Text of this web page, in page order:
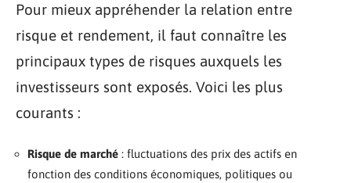
Pour mieux appréhender la relation entre
risque et rendement, il faut connaître les
principaux types de risques auxquels les
investisseurs sont exposés. Voici les plus
courants :
Risque de marché : fluctuations des prix des actifs en
fonction des conditions économiques, politiques ou